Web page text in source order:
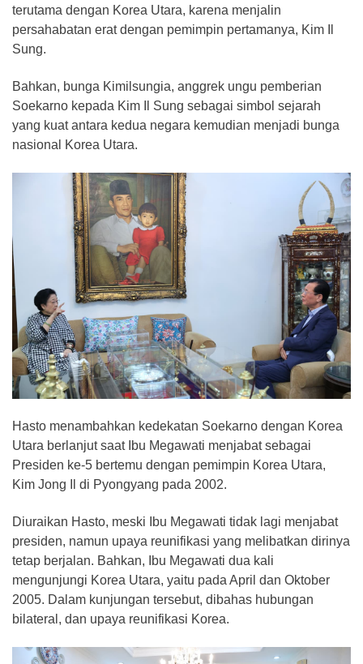
terutama dengan Korea Utara, karena menjalin
persahabatan erat dengan pemimpin pertamanya, Kim Il
Sung.
Bahkan, bunga Kimilsungia, anggrek ungu pemberian
Soekarno kepada Kim Il Sung sebagai simbol sejarah
yang kuat antara kedua negara kemudian menjadi bunga
nasional Korea Utara.
Hasto menambahkan kedekatan Soekarno dengan Korea
Utara berlanjut saat Ibu Megawati menjabat sebagai
Presiden ke-5 bertemu dengan pemimpin Korea Utara,
Kim Jong Il di Pyongyang pada 2002.
Diuraikan Hasto, meski Ibu Megawati tidak lagi menjabat
presiden, namun upaya reunifikasi yang melibatkan dirinya
tetap berjalan. Bahkan, Ibu Megawati dua kali
mengunjungi Korea Utara, yaitu pada April dan Oktober
2005. Dalam kunjungan tersebut, dibahas hubungan
bilateral, dan upaya reunifikasi Korea.